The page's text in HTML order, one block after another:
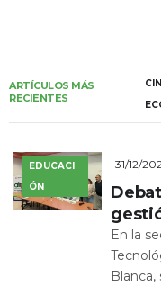
ARTÍCULOS MÁS
RECIENTES
EDUCACI
ÓN
31/12/
En la